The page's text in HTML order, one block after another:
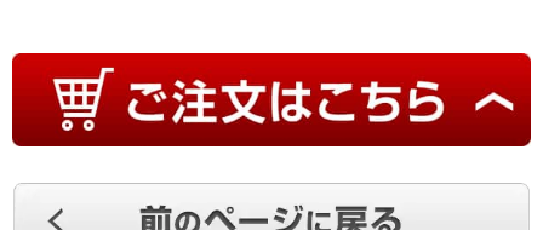
ンパクトになって使いやすいと喜んでいます。
（山口県60代 Y.H様）